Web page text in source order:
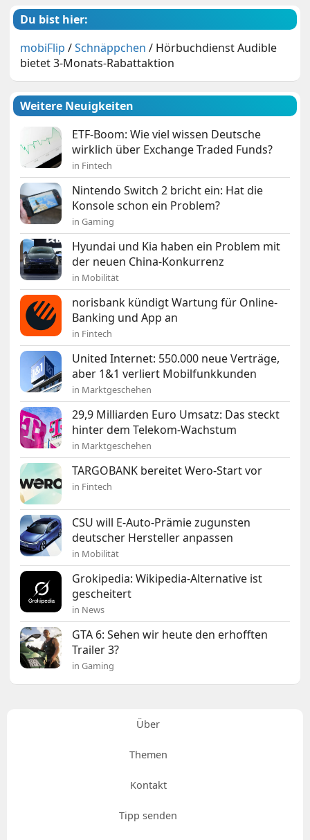
Du bist hier:
mobiFlip /Schnäppchen / Hörbuchdienst Audible
bietet 3-Monats-Rabattaktion
Weitere Neuigkeiten
ETF-Boom: Wie viel wissen Deutsche
wirklich über Exchange Traded Funds?
in Fintech
Nintendo Switch 2 bricht ein: Hat die
Konsole schon ein Problem?
in Gaming
Hyundai und Kia haben ein Problem mit
der neuen China-Konkurrenz
in Mobilität
norisbank kündigt Wartung für Online-
Banking und App an
in Fintech
United Internet: 550.000 neue Verträge,
aber 1&1 verliert Mobilfunkkunden
in Marktgeschehen
29,9 Milliarden Euro Umsatz: Das steckt
hinter dem Telekom-Wachstum
in Marktgeschehen
TARGOBANK bereitet Wero-Start vor
in Fintech
CSU will E-Auto-Prämie zugunsten
deutscher Hersteller anpassen
in Mobilität
Grokipedia: Wikipedia-Alternative ist
gescheitert
in News
GTA 6: Sehen wir heute den erhofften
Trailer 3?
in Gaming
Über
Themen
Kontakt
Tipp senden